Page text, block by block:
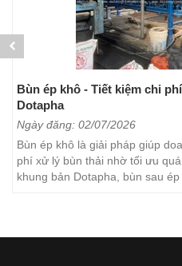
Bùn ép khô - Tiết kiệm chi
Dotapha
Ngày đăng: 02/07/2026
Bùn ép khô là giải pháp giúp
phí xử lý bùn thải nhờ tối ưu
khung bản Dotapha, bùn sau